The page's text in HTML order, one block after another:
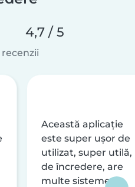
4,7 / 5
Această aplicație
este super ușor de
utilizat, super utilă,
de încredere, are
multe sisteme de